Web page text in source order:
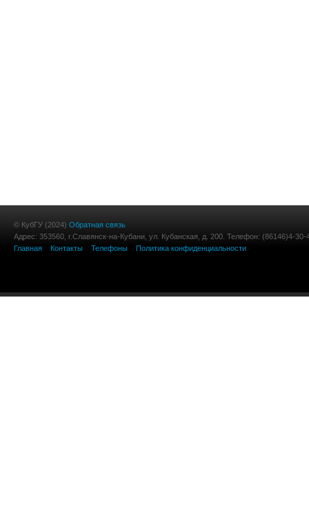
© КубГУ (2024) Обратная связь
Адрес: 353560, г.Славянск-на-Кубани, ул. Кубанская, д. 200. Телефон: (86146)4-30-
Главная
Контакты Телефоны Политика конфиденциальности